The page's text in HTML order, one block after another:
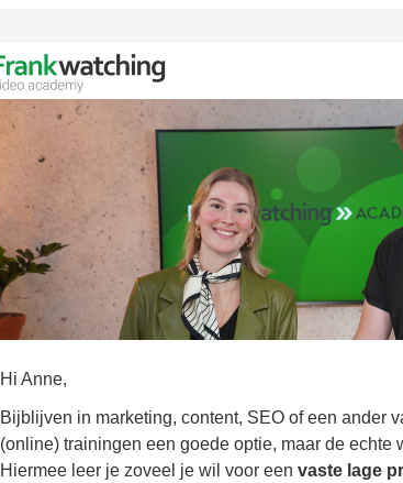
Hi Anne,
Bijblijven in marketing, content, SEO of een ander
(online) trainingen een goede optie, maar de echte
Hiermee leer je zoveel je wil voor een vaste lage